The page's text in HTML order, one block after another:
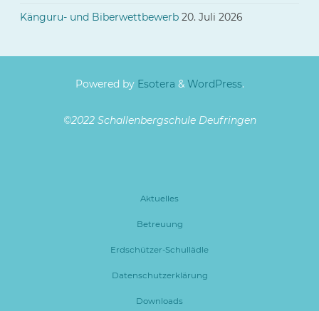
Känguru- und Biberwettbewerb 20. Juli 2026
Powered byEsotera & WordPress.
©2022 Schallenbergschule Deufringen
Aktuelles
Betreuung
Erdschützer-Schullädle
Datenschutzerklärung
Downloads